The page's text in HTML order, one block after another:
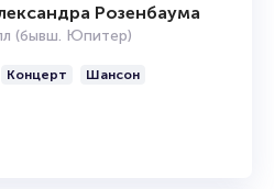
Розенбаума
(бывш. Юпитер)
Концерт Шансон